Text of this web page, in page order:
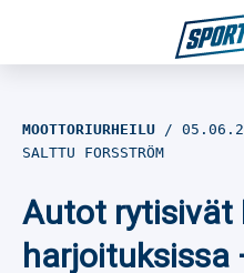
Jalkapallo
MOOTTORIURHEILU
SALTTU FORSSTRÖM
Autot rytisivät
harjoituksissa